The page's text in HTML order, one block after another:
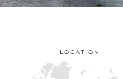
LOCATION